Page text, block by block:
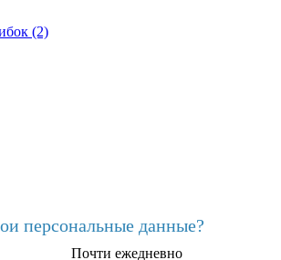
(2)
персональные данные?
Почти ежедневно